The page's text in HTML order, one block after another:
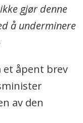
gjør denne
å underminere
et åpent brev
av den